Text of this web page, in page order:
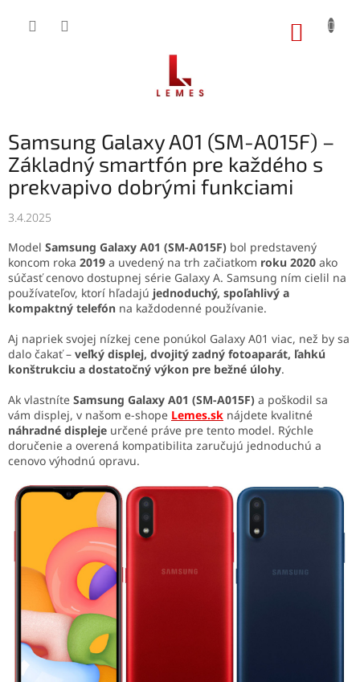
Samsung Galaxy A01 (SM-A015F) –
Základný smartfón pre každého s
prekvapivo dobrými funkciami
3.4.2025
Model Samsung Galaxy A01 (SM-A015F) bol predstavený
koncom roka 2019 a uvedený na trh začiatkom roku 2020 ako
súčasť cenovo dostupnej série Galaxy A. Samsung ním cielil na
používateľov, ktorí hľadajú jednoduchý, spoľahlivý a
kompaktný telefón na každodenné používanie.
Aj napriek svojej nízkej cene ponúkol Galaxy A01 viac, než by sa
dalo čakať – veľký displej, dvojitý zadný fotoaparát, ľahkú
konštrukciu a dostatočný výkon pre bežné úlohy.
Ak vlastníte Samsung Galaxy A01 (SM-A015F) a poškodil sa
vám displej, v našom e-shope Lemes.sk nájdete kvalitné
náhradné displeje určené práve pre tento model. Rýchle
doručenie a overená kompatibilita zaručujú jednoduchú a
cenovo výhodnú opravu.